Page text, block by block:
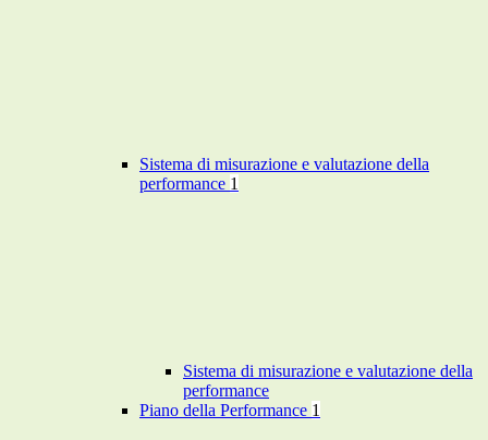
Sistema di misurazione e valutazione della
performance 1
Sistema di misurazione e valutazione della
performance
Piano della Performance 1